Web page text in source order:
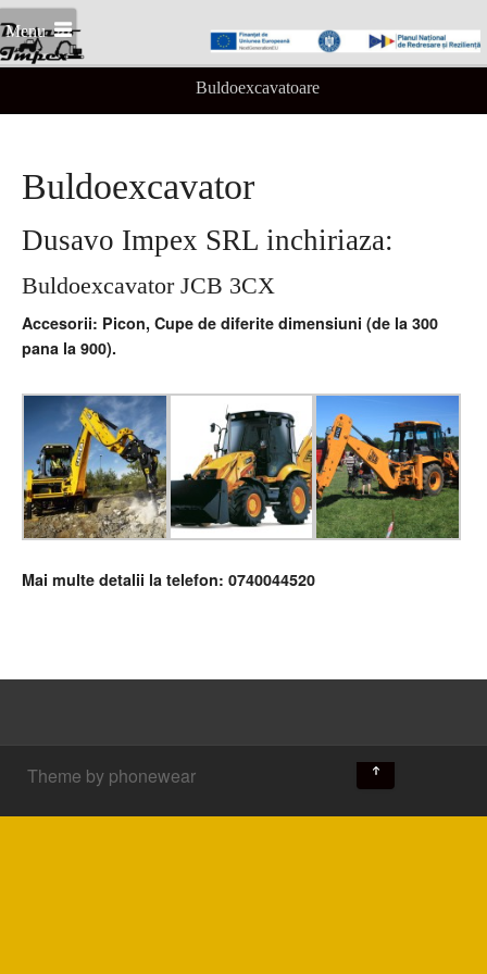
Menu
Buldoexcavatoare
Buldoexcavator
Dusavo Impex SRL inchiriaza:
Buldoexcavator JCB 3CX
Accesorii: Picon, Cupe de diferite dimensiuni (de la 300
pana la 900).
Mai multe detalii la telefon: 0740044520
Theme by phonewear
↑